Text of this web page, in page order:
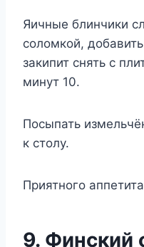
Яичные блинчики
соломкой,
закипит снять с
минут 10.
Посыпать
к столу.
Приятного
9. Финский